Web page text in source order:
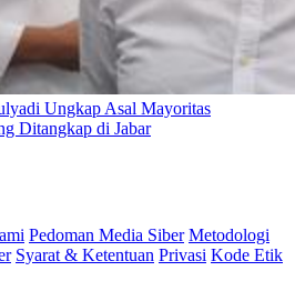
Ungkap Asal Mayoritas
Ditangkap di Jabar
Pedoman Media Siber Metodologi
Syarat & Ketentuan Privasi Kode Etik